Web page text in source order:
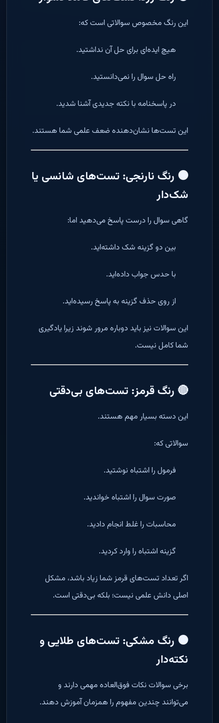
این رنگ مخصوص سوالاتی است که:
هیچ ایده‌ای برای حل آن نداشتید.
راه حل سوال را نمی‌دانستید.
در پاسخنامه با نکته جدیدی آشنا شدید.
این تست‌ها نشان‌دهنده ضعف علمی شما هستند.
🟠 رنگ نارنجی: تست‌های شانسی یا
شک‌دار
گاهی سوال را درست پاسخ می‌دهید اما:
بین دو گزینه شک داشته‌اید.
با حدس جواب داده‌اید.
از روی حذف گزینه به پاسخ رسیده‌اید.
این سوالات نیز باید دوباره مرور شوند زیرا یادگیری
شما کامل نیست.
🔴 رنگ قرمز: تست‌های بی‌دقتی
این دسته بسیار مهم هستند.
سوالاتی که:
فرمول را اشتباه نوشتید.
صورت سوال را اشتباه خواندید.
محاسبات را غلط انجام دادید.
گزینه اشتباه را وارد کردید.
اگر تعداد تست‌های قرمز شما زیاد باشد، مشکل
اصلی دانش علمی نیست؛ بلکه بی‌دقتی است.
⚫ رنگ مشکی: تست‌های طلایی و
نکته‌دار
برخی سوالات نکات فوق‌العاده مهمی دارند و
می‌توانند چندین مفهوم را همزمان آموزش دهند.